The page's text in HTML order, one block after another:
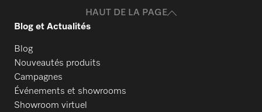
PFD 404 U
HAUT DE LA PAGE
Blog et Actualités
Blog
Nouveautés produits
Campagnes
Événements et showrooms
Showroom virtuel